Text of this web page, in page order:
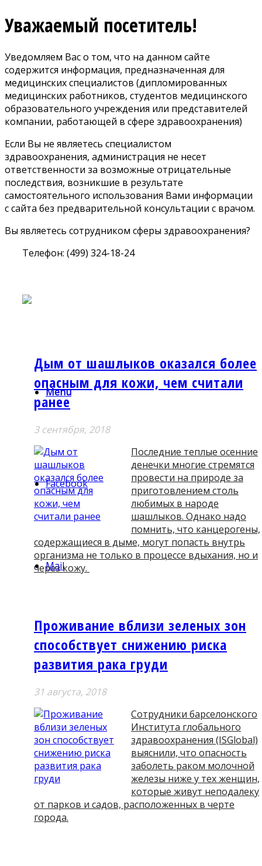
Уважаемый посетитель!
Уведомляем Вас о том, что на данном сайте
содержится информация, предназначенная для
медицинских специалистов (дипломированных
медицинских работников, студентов медицинского
образовательного учреждения или представителей
компании, работающей в сфере здравоохранения)
Если Вы не являетесь специалистом
здравоохранения, администрация не несет
ответственности за возможные отрицательные
последствия, возникшие в результате
самостоятельного использования Вами информации
с сайта без предварительной консультации с врачом.
Вы являетесь сотрудником сферы здравоохранения?
Телефон: (499) 324-18-24
Menu
Facebook
Mail
Дым от шашлыков оказался более
опасным для кожи, чем считали
ранее
3 сентября, 2018
Последние теплые осенние
денечки многие стремятся
провести на природе за
приготовлением столь
любимых в народе
шашлыков. Однако надо
помнить, что канцерогены,
содержащиеся в дыме, могут попасть внутрь
организма не только в процессе вдыхания, но и
через кожу.
Проживание вблизи зеленых зон
способствует снижению риска
развития рака груди
31 августа, 2018
Сотрудники барселонского
Института глобального
здравоохранения (ISGlobal)
выяснили, что опасность
заболеть раком молочной
железы ниже у тех женщин,
которые живут неподалеку
от парков и садов, расположенных в черте
города.